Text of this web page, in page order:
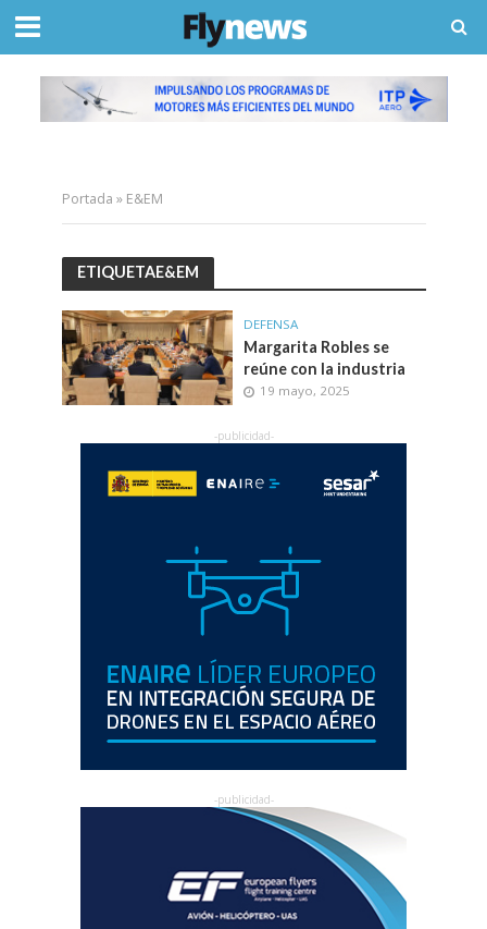
Portada » E&EM
ETIQUETAE&EM
DEFENSA
Margarita Robles se
reúne con la industria
19 mayo, 2025